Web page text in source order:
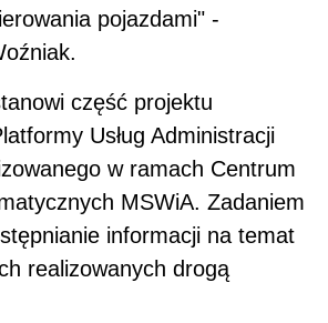
pojazdami" -
część projektu
Usług Administracji
w ramach Centrum
MSWiA. Zadaniem
informacji na temat
realizowanych drogą